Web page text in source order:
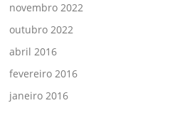
novembro 2022
outubro 2022
abril 2016
fevereiro 2016
janeiro 2016